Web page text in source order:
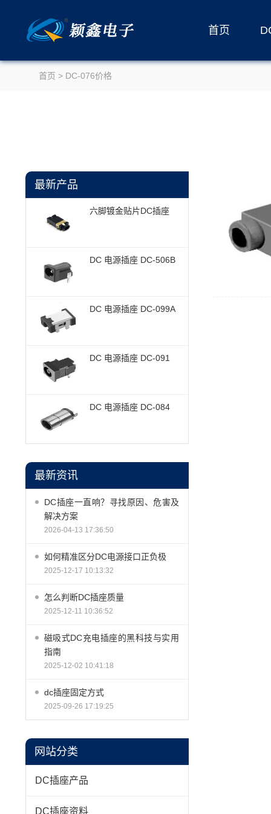
首页
首页 > DC-076价格
最新产品
六脚镀金贴片DC插座
DC 电源插座 DC-506B
DC 电源插座 DC-099A
DC 电源插座 DC-091
DC 电源插座 DC-084
最新资讯
DC插座一直响？寻找原因、危害及
解决方案
2026-04-13 17:36:50
如何精准区分DC电源接口正负极
2025-12-17 10:13:32
怎么判断DC插座质量
2025-12-11 10:36:52
磁吸式DC充电插座的黑科技与实用
指南
2025-12-02 10:41:18
dc插座固定方式
2025-09-26 17:19:25
网站分类
DC插座产品
DC插座资料